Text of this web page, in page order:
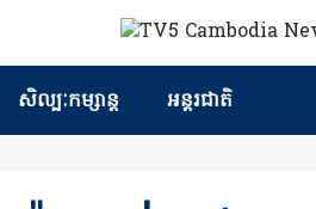
សិល្បៈកម្សាន្ត អន្តរជាតិ